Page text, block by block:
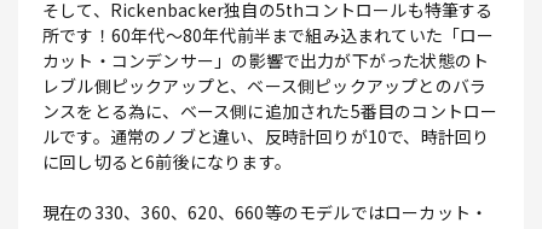
そして、Rickenbacker独自の5thコントロールも特筆する
所です！60年代～80年代前半まで組み込まれていた「ロー
カット・コンデンサー」の影響で出力が下がった状態のト
レブル側ピックアップと、ベース側ピックアップとのバラ
ンスをとる為に、ベース側に追加された5番目のコントロー
ルです。通常のノブと違い、反時計回りが10で、時計回り
に回し切ると6前後になります。
現在の330、360、620、660等のモデルではローカット・